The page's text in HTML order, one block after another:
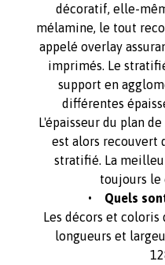
décoratif, elle-
mélamine, le tout
appelé overlay
imprimés. Le
support en
différentes
L'épaisseur du plan
est alors recouvert
stratifié. La
toujours le
• Quels
Les décors et
longueurs et